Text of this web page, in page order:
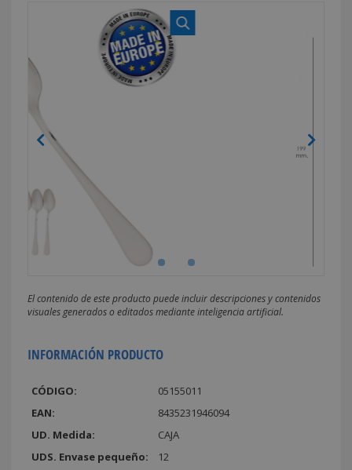
El contenido de este producto puede incluir descripciones y contenidos
visuales generados o editados mediante inteligencia artificial.
INFORMACIÓN PRODUCTO
CÓDIGO:
05155011
EAN:
8435231946094
UD. Medida:
CAJA
UDS. Envase pequeño:
12